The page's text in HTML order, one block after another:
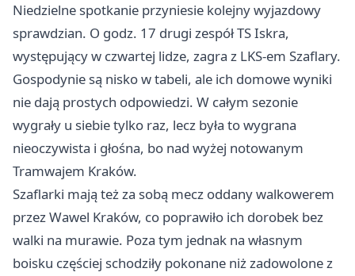
Niedzielne spotkanie przyniesie kolejny wyjazdowy
sprawdzian. O godz. 17 drugi zespół TS Iskra,
występujący w czwartej lidze, zagra z LKS-em Szaflary.
Gospodynie są nisko w tabeli, ale ich domowe wyniki
nie dają prostych odpowiedzi. W całym sezonie
wygrały u siebie tylko raz, lecz była to wygrana
nieoczywista i głośna, bo nad wyżej notowanym
Tramwajem Kraków.
Szaflarki mają też za sobą mecz oddany walkowerem
przez Wawel Kraków, co poprawiło ich dorobek bez
walki na murawie. Poza tym jednak na własnym
boisku częściej schodziły pokonane niż zadowolone z